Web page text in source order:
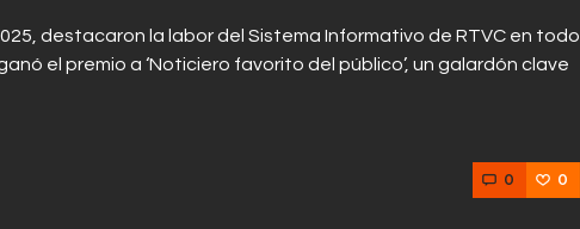
Programas
destacaron la labor del Sistema Informativo de RTVC en todo
el premio a ‘Noticiero favorito del público’, un galardón clave
0 0